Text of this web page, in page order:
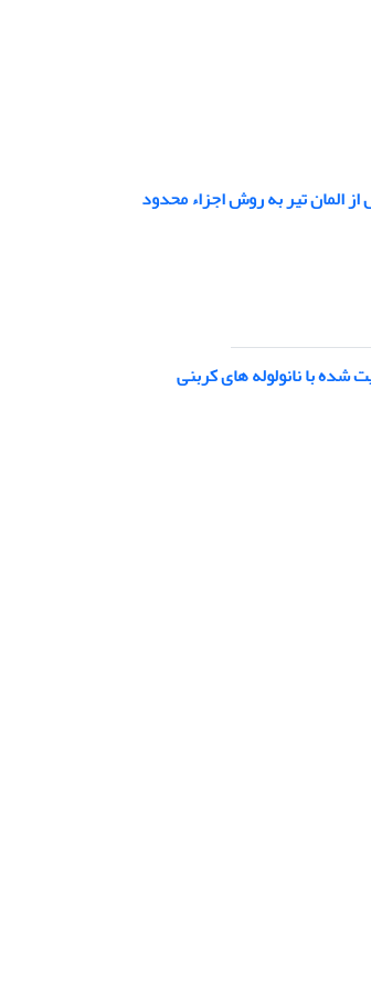
تیر به روش اجزاء محدود
شده با نانولوله های کربنی